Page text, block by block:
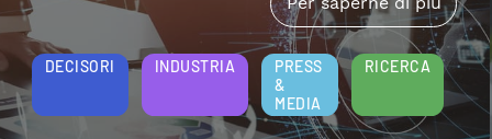
approfondisce i temi della riqualificazione
energetica e della sostenibilità aziendale.
Per saperne di più